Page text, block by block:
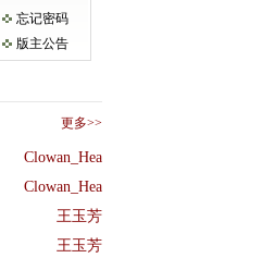
忘记密码
版主公告
更多>>
Clowan_Hea
Clowan_Hea
王玉芳
王玉芳